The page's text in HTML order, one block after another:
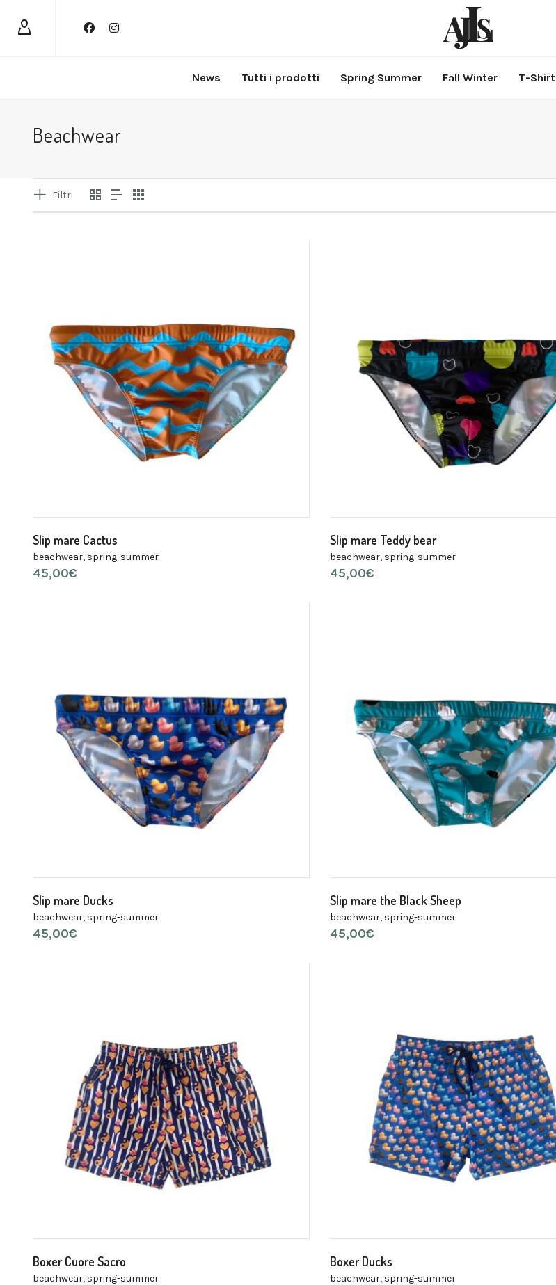
News Tutti i prodotti Spring Summer Fall Winter T-Shirt
Beachwear
Filtri
Slip mare Cactus
beachwear, spring-summer
45,00€
Slip mare Teddy bear
beachwear, spring-summer
45,00€
Slip mare Ducks
beachwear, spring-summer
45,00€
Slip mare the Black Sheep
beachwear, spring-summer
45,00€
Boxer Cuore Sacro
beachwear, spring-summer
Boxer Ducks
beachwear, spring-summer